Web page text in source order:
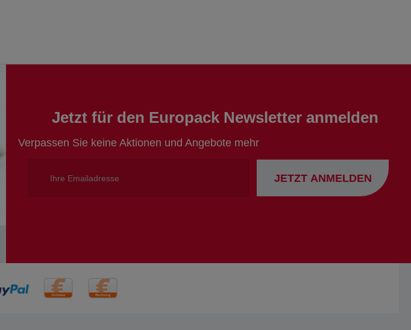
Jetzt für den Europack Newsletter anmelden
Verpassen Sie keine Aktionen und Angebote mehr
JETZT ANMELDEN